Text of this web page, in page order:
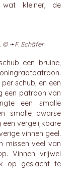
kleiner, de
© ➛F. Schäfer
een bruine,
schub, en een
een patroon van
een smalle
smalle dwarse
vergelijkbare
vinnen geel.
missen veel van
Vinnen vrijwel
op geslacht te